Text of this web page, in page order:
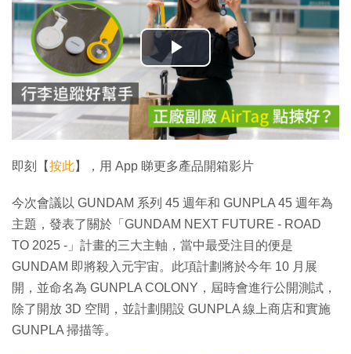
播
放
影
片
即刻【按此】，用 App 睇更多產品開箱影片
今次會議以 GUNDAM 系列 45 週年和 GUNPLA 45 週年為
主題，發表了關於「GUNDAM NEXT FUTURE - ROAD
TO 2025 -」計畫的三大主軸，當中最受注目的便是
GUNDAM 即將殺入元宇宙。此項計劃將於今年 10 月展
開，並命名為 GUNPLA COLONY，屆時會進行公開測試，
除了開放 3D 空間，並計劃開設 GUNPLA 線上商店和實施
GUNPLA 掃描等。